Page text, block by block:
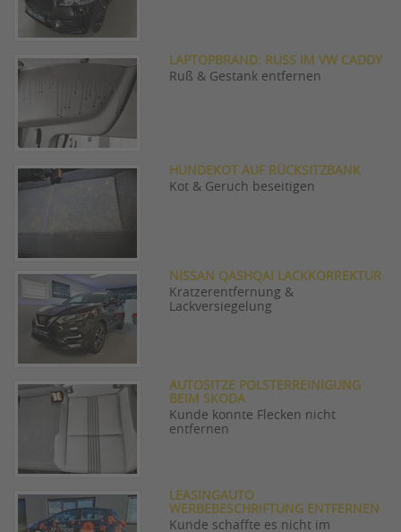
LAPTOPBRAND: RUSS IM VW CADDY
Ruß & Gestank entfernen
HUNDEKOT AUF RÜCKSITZBANK
Kot & Geruch beseitigen
NISSAN QASHQAI LACKKORREKTUR
Kratzerentfernung &
Lackversiegelung
AUTOSITZE POLSTERREINIGUNG
BEIM SKODA
Kunde konnte Flecken nicht
entfernen
LEASINGAUTO
WERBEBESCHRIFTUNG ENTFERNEN
Kunde schaffte es nicht im